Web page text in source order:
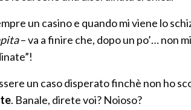
un casino e quando mi viene lo
– va a finire che, dopo un po’… non
un caso disperato finchè non ho
. Banale, direte voi? Noioso?